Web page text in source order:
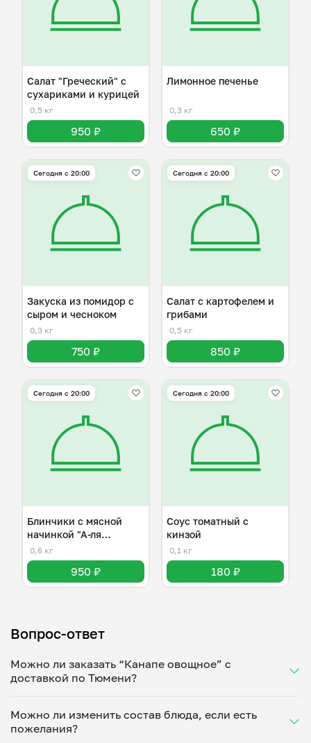
Салат "Греческий" с
сухариками и курицей
0,5 кг
950 ₽
Лимонное печенье
0,3 кг
650 ₽
Сегодня с 20:00
Закуска из помидор с
сыром и чесноком
0,3 кг
750 ₽
Сегодня с 20:00
Салат с картофелем и
грибами
0,5 кг
850 ₽
Сегодня с 20:00
Блинчики с мясной
начинкой "А-ля
болоньезе"
0,6 кг
950 ₽
Сегодня с 20:00
Соус томатный с
кинзой
0,1 кг
180 ₽
Вопрос-ответ
Можно ли заказать “Канапе овощное” с
доставкой по Тюмени?
Укажите удобное время — и получите свежее
домашнее блюдо в большой порции прямо с плиты.
Можно ли изменить состав блюда, если есть
пожелания?